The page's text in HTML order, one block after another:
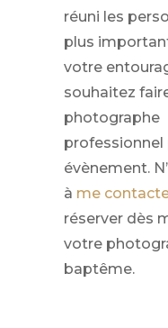
réuni les
plus
votre
souhaitez
photographe
professionnel
évènement.
à me
réserver dès
votre
baptême.